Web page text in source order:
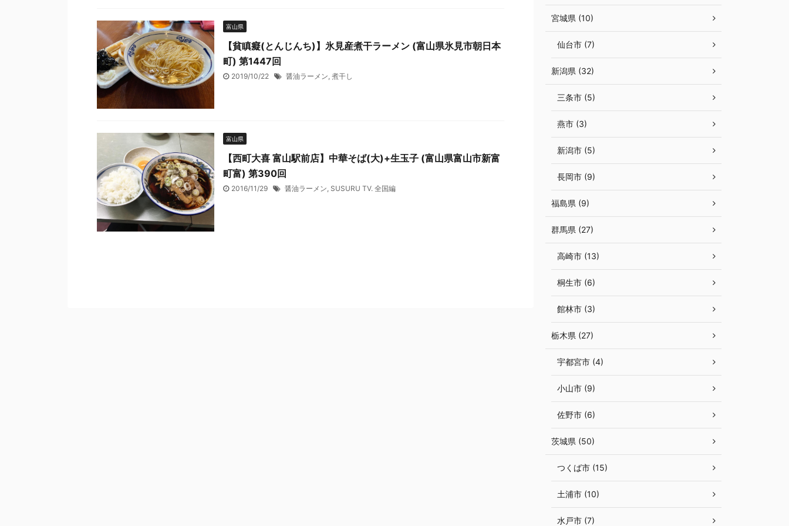
富山県
【貧瞋癡(とんじんち)】氷見産煮干ラーメン (富山県氷見市朝日本
町) 第1447回
2019/10/22 醤油ラーメン, 煮干し
富山県
【西町大喜 富山駅前店】中華そば(大)+生玉子 (富山県富山市新富
町富) 第390回
2016/11/29 醤油ラーメン, SUSURU TV. 全国編
宮城県 (10)
仙台市 (7)
新潟県 (32)
三条市 (5)
燕市 (3)
新潟市 (5)
長岡市 (9)
福島県 (9)
群馬県 (27)
高崎市 (13)
桐生市 (6)
館林市 (3)
栃木県 (27)
宇都宮市 (4)
小山市 (9)
佐野市 (6)
茨城県 (50)
つくば市 (15)
土浦市 (10)
水戸市 (7)